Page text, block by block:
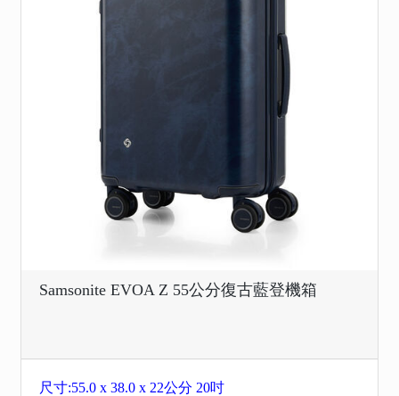
Samsonite EVOA Z 55公分復古藍登機箱
尺寸:55.0 x 38.0 x 22公分 20吋